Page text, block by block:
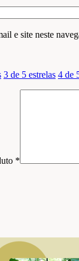
e site neste
3 de 5 estrelas 4 de
*